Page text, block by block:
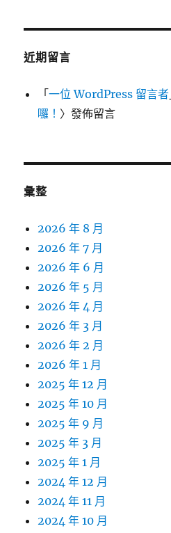
近期留言
「一位 WordPress 留言者
囉！ 〉發佈留言
彙整
2026 年 8 月
2026 年 7 月
2026 年 6 月
2026 年 5 月
2026 年 4 月
2026 年 3 月
2026 年 2 月
2026 年 1 月
2025 年 12 月
2025 年 10 月
2025 年 9 月
2025 年 3 月
2025 年 1 月
2024 年 12 月
2024 年 11 月
2024 年 10 月